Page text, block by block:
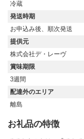
冷蔵
発送時期
お申込み後、順次発送
提供元
株式会社デ・レーヴ
賞味期限
3週間
配達外のエリア
離島
お礼品の特徴